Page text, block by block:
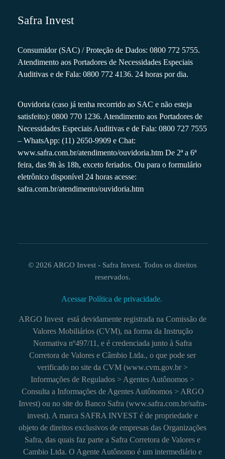
Safra Invest
Consumidor (SAC) / Proteção de Dados: 0800 772 5755.
Atendimento aos Portadores de Necessidades Especiais
Auditivas e de Fala: 0800 772 4136. 24 horas por dia.
Ouvidoria (caso já tenha recorrido ao SAC e não esteja
satisfeito): 0800 770 1236. Atendimento aos Portadores de
Necessidades Especiais Auditivas e de Fala: 0800 727 7555
– WhatsApp: (11) 2650-9909 e Chat:
www.safra.com.br/atendimento/ouvidoria.htm De 2ª a 6ª
feira, das 9h às 18h, exceto feriados. Ou para o formulário
eletrônico disponível 24 horas acesse:
safra.com.br/atendimento/ouvidoria.htm
© 2026 ARGO Invest - Safra Invest. Todos os direitos
reservados.
Acessar Política de privacidade.
ARGO Invest está devidamente registrada na Comissão de
Valores Mobiliários (CVM), na forma da Instrução
Normativa nº497/11, e é credenciada junto à Safra
Corretora de Valores e Câmbio Ltda., o que pode ser
verificado no site da CVM (www.cvm.gov.br >
Informações de Regulados > Agentes Autônomos >
Consulta a Informações de Agentes Autônomos > ARGO
Invest) ou no site do Banco Safra (www.safra.com.br/safra-
invest). A marca SAFRA INVEST é de propriedade e
objeto de direitos exclusivos de empresas das Organizações
Safra, das quais faz parte a Safra Corretora de Valores e
Cambio Ltda. O Agente Autônomo é um intermediário e